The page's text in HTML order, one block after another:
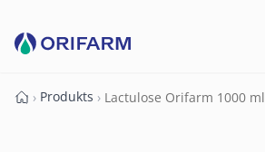
Forside
› Produkts › Lactulose Orifarm 1000 ml